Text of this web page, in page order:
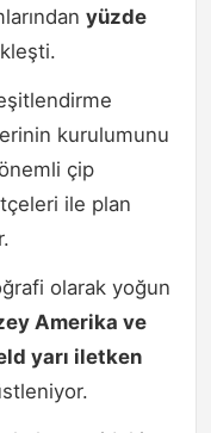
yüzde
kurulumunu
çip
ile plan
olarak yoğun
Amerika ve
yarı iletken